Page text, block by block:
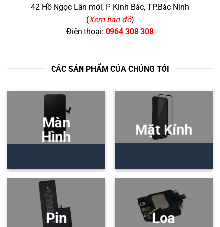
42 Hồ Ngọc Lân mới, P. Kinh Bắc, TP.Bắc Ninh
(Xem bản đồ)
Điện thoại: 0964 308 308
CÁC SẢN PHẨM CỦA CHÚNG TÔI
Màn
Hình
Mặt Kính
Pin Loa